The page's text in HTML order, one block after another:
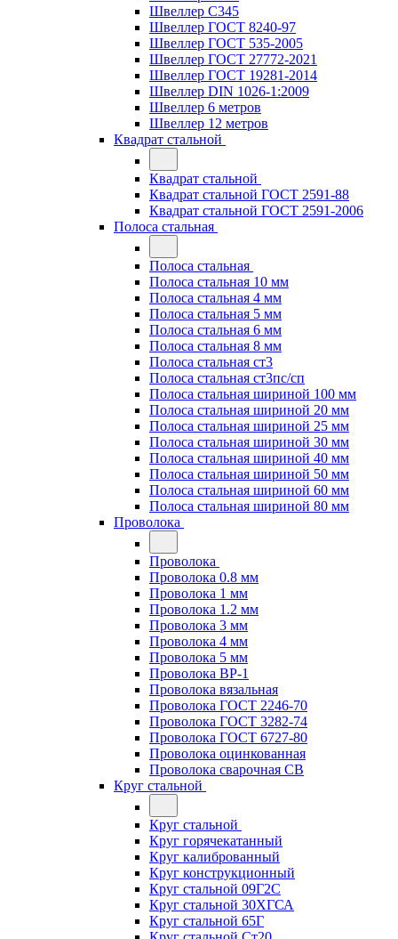
Швеллер С345
Швеллер ГОСТ 8240-97
Швеллер ГОСТ 535-2005
Швеллер ГОСТ 27772-2021
Швеллер ГОСТ 19281-2014
Швеллер DIN 1026-1:2009
Швеллер 6 метров
Швеллер 12 метров
Квадрат стальной
Квадрат стальной
Квадрат стальной ГОСТ 2591-88
Квадрат стальной ГОСТ 2591-2006
Полоса стальная
Полоса стальная
Полоса стальная 10 мм
Полоса стальная 4 мм
Полоса стальная 5 мм
Полоса стальная 6 мм
Полоса стальная 8 мм
Полоса стальная ст3
Полоса стальная ст3пс/сп
Полоса стальная шириной 100 мм
Полоса стальная шириной 20 мм
Полоса стальная шириной 25 мм
Полоса стальная шириной 30 мм
Полоса стальная шириной 40 мм
Полоса стальная шириной 50 мм
Полоса стальная шириной 60 мм
Полоса стальная шириной 80 мм
Проволока
Проволока
Проволока 0.8 мм
Проволока 1 мм
Проволока 1.2 мм
Проволока 3 мм
Проволока 4 мм
Проволока 5 мм
Проволока ВР-1
Проволока вязальная
Проволока ГОСТ 2246-70
Проволока ГОСТ 3282-74
Проволока ГОСТ 6727-80
Проволока оцинкованная
Проволока сварочная СВ
Круг стальной
Круг стальной
Круг горячекатанный
Круг калиброванный
Круг конструкционный
Круг стальной 09Г2С
Круг стальной 30ХГСА
Круг стальной 65Г